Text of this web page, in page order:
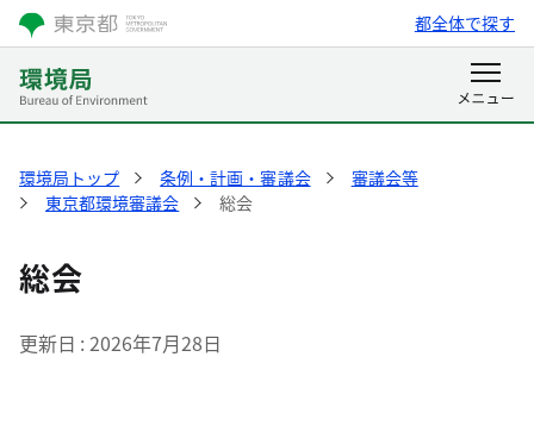
都全体で探す
環境局トップ 条例・計画・審議会
審議会等
東京都環境審議会
総会
総会
更新日 2026年7月28日